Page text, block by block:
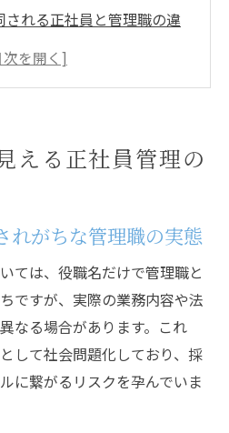
される正社員と管理職の違
現が与える正社員への影
理職表現に潜む落とし穴
求人広告で生まれる誤解を
い管理職表現の落とし穴
える正社員管理の
れがちな管理職の実態
ては、役職名だけで管理職と
ですが、実際の業務内容や法
なる場合があります。これ
して社会問題化しており、採
に繋がるリスクを孕んでいま